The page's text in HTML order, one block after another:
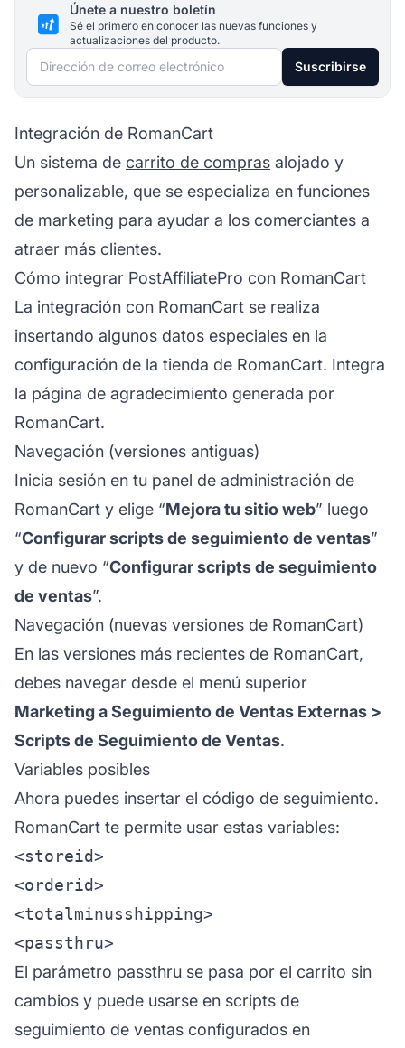
Únete a nuestro boletín
Sé el primero en conocer las nuevas funciones y
actualizaciones del producto.
Dirección de correo electrónico Suscribirse
Integración de RomanCart
Un sistema de carrito de compras alojado y
personalizable, que se especializa en funciones
de marketing para ayudar a los comerciantes a
atraer más clientes.
Cómo integrar PostAffiliatePro con RomanCart
La integración con RomanCart se realiza
insertando algunos datos especiales en la
configuración de la tienda de RomanCart. Integra
la página de agradecimiento generada por
RomanCart.
Navegación (versiones antiguas)
Inicia sesión en tu panel de administración de
RomanCart y elige “Mejora tu sitio web” luego
“Configurar scripts de seguimiento de ventas”
y de nuevo “Configurar scripts de seguimiento
de ventas”.
Navegación (nuevas versiones de RomanCart)
En las versiones más recientes de RomanCart,
debes navegar desde el menú superior
Marketing a Seguimiento de Ventas Externas >
Scripts de Seguimiento de Ventas.
Variables posibles
Ahora puedes insertar el código de seguimiento.
RomanCart te permite usar estas variables:
<storeid>
<orderid>
<totalminusshipping>
El parámetro passthru se pasa por el carrito sin
cambios y puede usarse en scripts de
seguimiento de ventas configurados en